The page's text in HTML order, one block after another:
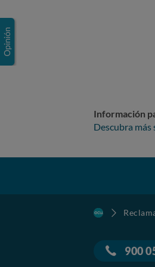
Información
Descubra
900